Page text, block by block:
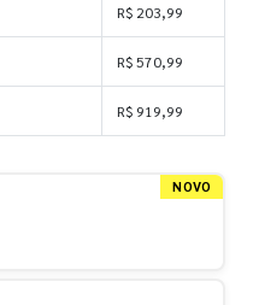
R$ 203,99
R$ 570,99
R$ 919,99
NOVO